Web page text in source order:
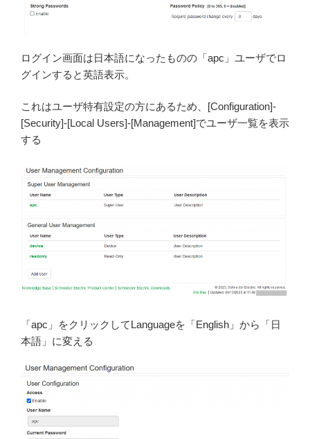
ログイン画面は日本語になったものの「apc」ユーザでロ
グインすると英語表示。
これはユーザ特有設定の方にあるため、[Configuration]-
[Security]-[Local Users]-[Management]でユーザ一覧を表示
する
「apc」をクリックしてLanguageを「English」から「日
本語」に変える